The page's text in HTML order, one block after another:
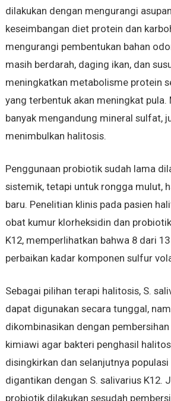
dilakukan dengan mengurangi
keseimbangan diet protein dan
mengurangi pembentukan bahan
masih berdarah, daging ikan, dan
meningkatkan metabolisme protein
yang terbentuk akan meningkat pula.
banyak mengandung mineral sulfat,
menimbulkan halitosis.
Penggunaan probiotik sudah lama
sistemik, tetapi untuk rongga mulut,
baru. Penelitian klinis pada pasien
obat kumur klorheksidin dan
K12, memperlihatkan bahwa 8 dari
perbaikan kadar komponen sulfur
Sebagai pilihan terapi halitosis, S.
dapat digunakan secara tunggal,
dikombinasikan dengan
kimiawi agar bakteri penghasil
disingkirkan dan selanjutnya
digantikan dengan S. salivarius K12.
probiotik dilakukan sesudah